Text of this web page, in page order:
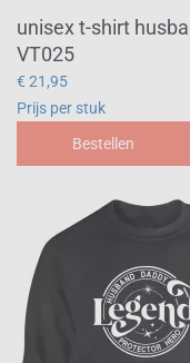
unisex t-shirt
VT025
€ 21,95
Prijs per stuk
Bestellen